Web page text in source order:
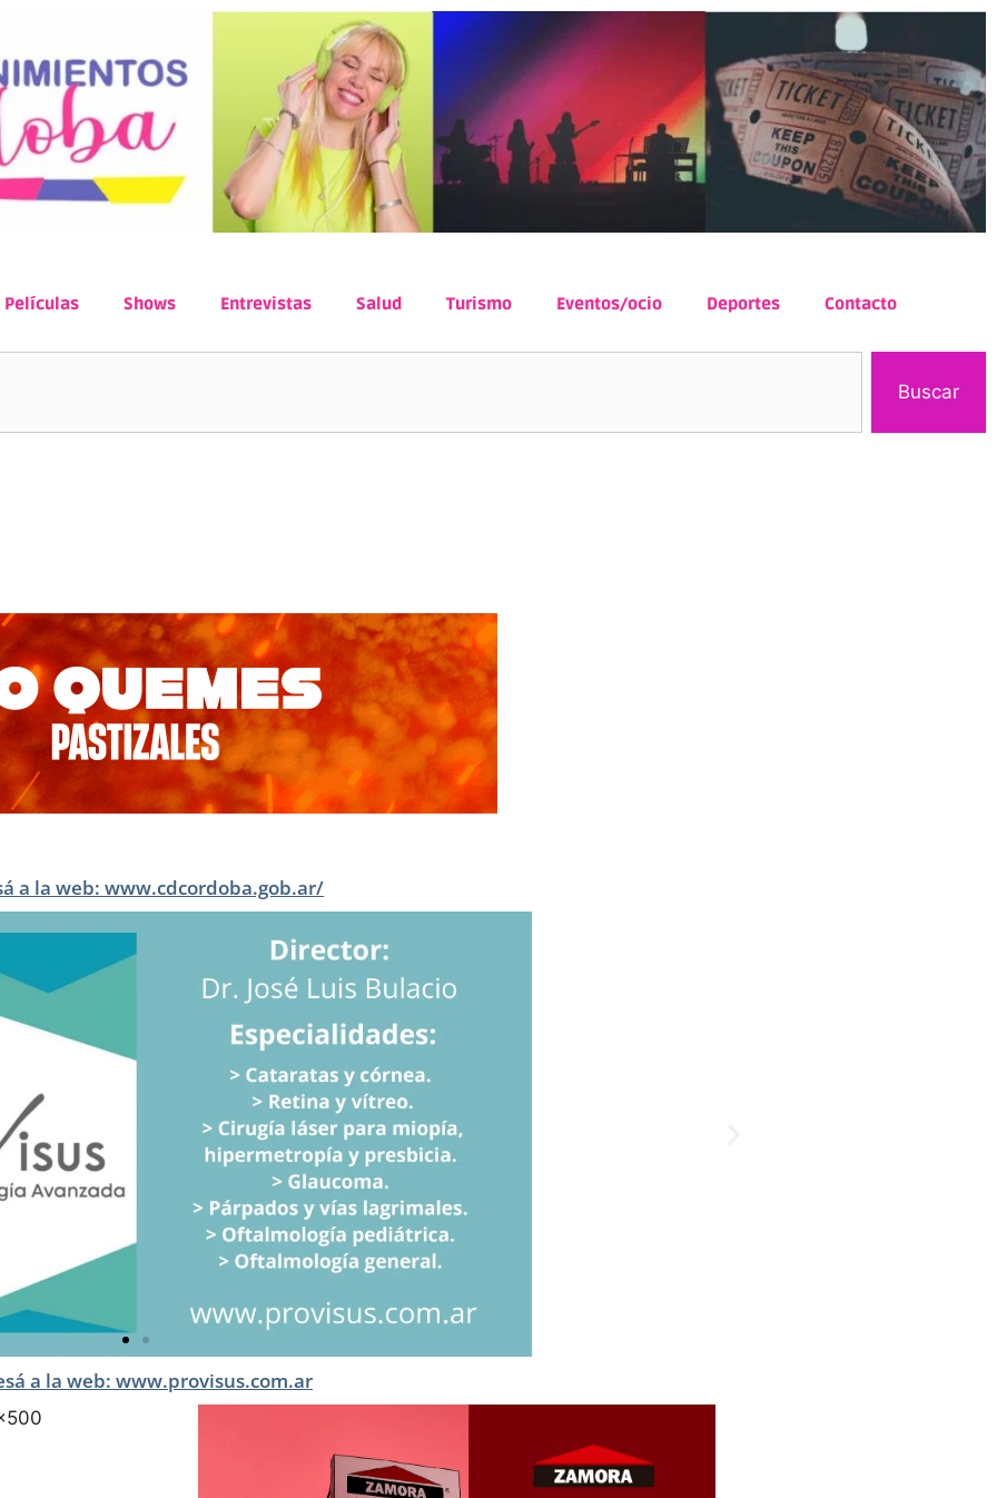
Películas Shows Entrevistas Salud Turismo Eventos/ocio Deportes Contacto
Buscar
a la web: www.cdcordoba.gob.ar/
a la web: www.provisus.com.ar